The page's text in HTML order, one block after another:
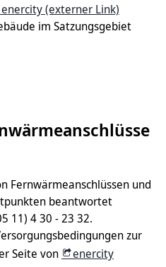
enercity (externer Link)
im Satzungsgebiet
Fernwärmeanschlüssen und
beantwortet
11) 4 30 - 23 32.
zur
Seite von
enercity